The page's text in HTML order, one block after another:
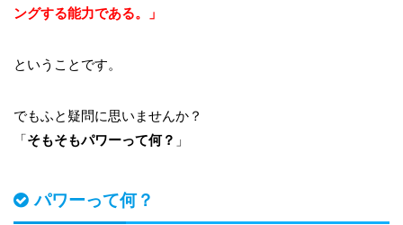
ングする能力である。」
ということです。
でもふと疑問に思いませんか？
「そもそもパワーって何？ 」
パワーって何？